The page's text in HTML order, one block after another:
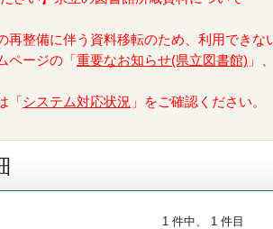
再整備に伴う資料移転のため、利用できな
ページの「 重要なお知らせ(県立図書館) 」
「 システム対応状況 」をご確認ください。
1 件中、 1 件目